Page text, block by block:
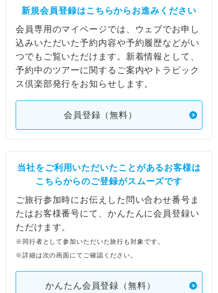
新規会員登録はこちらからお進みください
会員専用のマイページでは、ウェブでお申し
込みいただいた予約内容や予約履歴などがい
つでもご覧いただけます。新着情報として、
予約中のツアーに関するご案内やトラピック
ス倶楽部発行をお知らせします。
会員登録（無料）
当社をご利用いただいたことがあるお客様は
こちらからのご登録がスムーズです
ご旅行参加時にお伝えした問い合わせ番号ま
たはお客様番号にて、かんたんに会員登録い
ただけます。
※同行者として参加いただいた旅行も対象です。
※詳細は次の画面にてご確認ください。
かんたん会員登録（無料）